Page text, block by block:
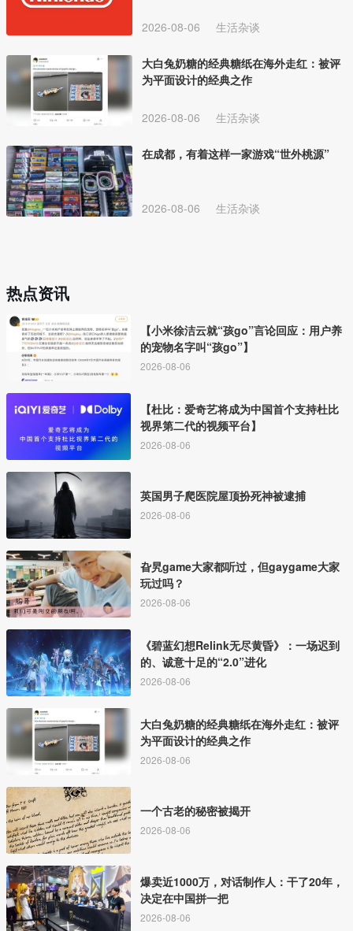
2026-08-06 生活杂谈
大白兔奶糖的经典糖纸在海外走红：被评
为平面设计的经典之作
2026-08-06 生活杂谈
在成都，有着这样一家游戏“世外桃源”
2026-08-06 生活杂谈
热点资讯
【小米徐洁云就“孩go”言论回应：用户养
的宠物名字叫“孩go”】
2026-08-06
【杜比：爱奇艺将成为中国首个支持杜比
视界第二代的视频平台】
2026-08-06
英国男子爬医院屋顶扮死神被逮捕
2026-08-06
旮旯game大家都听过，但gaygame大家
玩过吗？
2026-08-06
《碧蓝幻想Relink无尽黄昏》：一场迟到
的、诚意十足的“2.0”进化
2026-08-06
大白兔奶糖的经典糖纸在海外走红：被评
为平面设计的经典之作
2026-08-06
一个古老的秘密被揭开
2026-08-06
爆卖近1000万，对话制作人：干了20年，
决定在中国拼一把
2026-08-06